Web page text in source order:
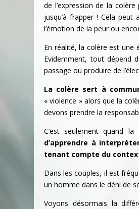
de l’expression de la
jusqu’à frapper ! Cela
l’émotion de la peur ou
En réalité, la colère est une
Evidemment, tout dépend
passage ou produire de
La colère sert à
« violence » alors que la
devons prendre la
C’est seulement quand la
d’apprendre à
tenant compte du
Dans les couples, il est
un homme dans le déni de
Voyons désormais la